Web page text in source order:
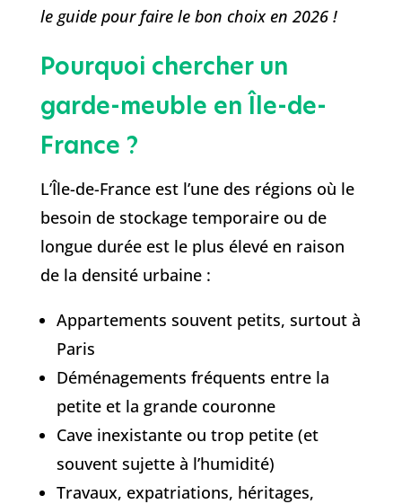
le guide pour faire le bon choix en 2026 !
Pourquoi chercher un
garde-meuble en Île-de-
France ?
L’Île-de-France est l’une des régions où le
besoin de stockage temporaire ou de
longue durée est le plus élevé en raison
de la densité urbaine :
Appartements souvent petits, surtout à
Paris
Déménagements fréquents entre la
petite et la grande couronne
Cave inexistante ou trop petite (et
souvent sujette à l’humidité)
Travaux, expatriations, héritages,